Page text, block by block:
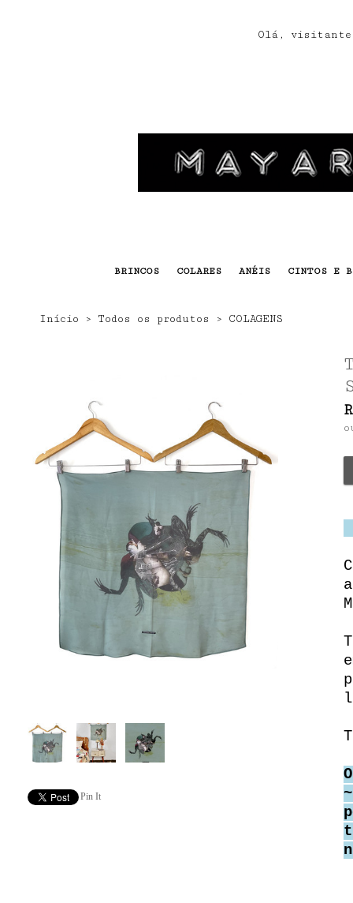
Olá,
BRINCOS COLARES ANÉIS CINTOS E
Início › Todos os produtos › COLAGENS
Pin It